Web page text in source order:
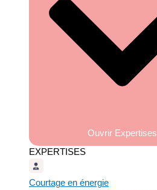
Ouvrir Expertises
EXPERTISES
Courtage en énergie